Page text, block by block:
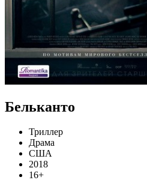
Бельканто
Триллер
Драма
США
2018
16+